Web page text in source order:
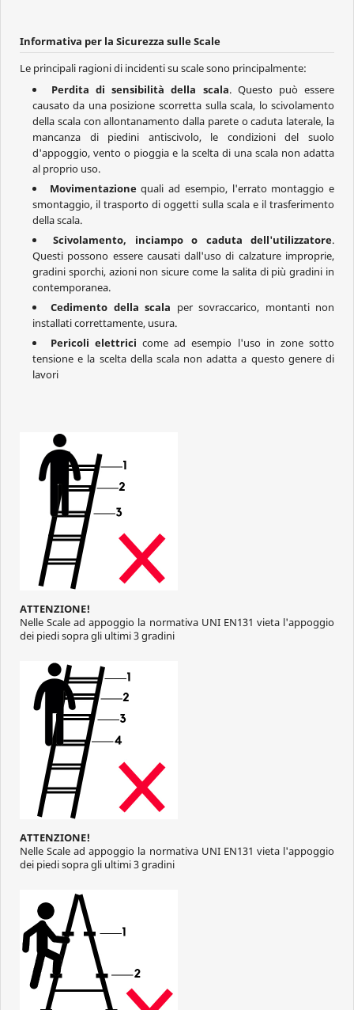
Informativa per la Sicurezza sulle Scale
Le principali ragioni di incidenti su scale sono principalmente:
Perdita di sensibilità della scala. Questo può essere
causato da una posizione scorretta sulla scala, lo scivolamento
della scala con allontanamento dalla parete o caduta laterale, la
mancanza di piedini antiscivolo, le condizioni del suolo
d'appoggio, vento o pioggia e la scelta di una scala non adatta
al proprio uso.
Movimentazionequali ad esempio, l'errato montaggio e
smontaggio, il trasporto di oggetti sulla scala e il trasferimento
della scala.
Scivolamento, inciampo o caduta dell'utilizzatore.
Questi possono essere causati dall'uso di calzature improprie,
gradini sporchi, azioni non sicure come la salita di più gradini in
contemporanea.
Cedimento della scala per sovraccarico, montanti non
installati correttamente, usura.
Pericoli elettrici come ad esempio l'uso in zone sotto
tensione e la scelta della scala non adatta a questo genere di
lavori
ATTENZIONE!
Nelle Scale ad appoggio la normativa UNI EN131 vieta l'appoggio
dei piedi sopra gli ultimi 3 gradini
ATTENZIONE!
Nelle Scale ad appoggio la normativa UNI EN131 vieta l'appoggio
dei piedi sopra gli ultimi 3 gradini